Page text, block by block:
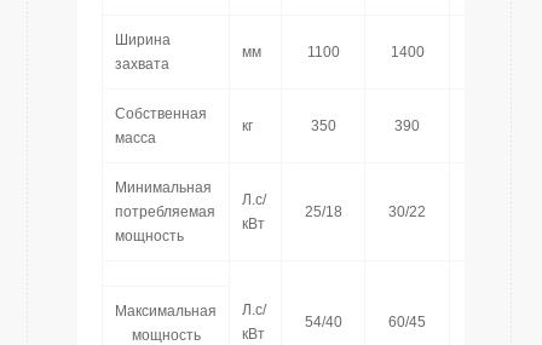
Ширина
захвата
мм 1100 1400
Собственная
масса
кг 350 390
Минимальная
потребляемая
мощность
Л.с/
кВт
25/18 30/22
Л.с/
кВт
54/40 60/45
Максимальная
мощность